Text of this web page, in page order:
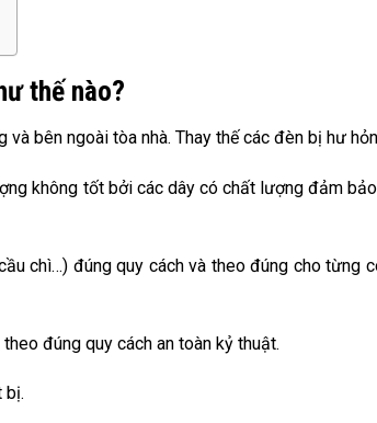
thế nào?
bên ngoài tòa nhà. Thay thế các đèn bị hư
không tốt bởi các dây có chất lượng đảm
chì…) đúng quy cách và theo đúng cho từng
đúng quy cách an toàn kỷ thuật.
bị.